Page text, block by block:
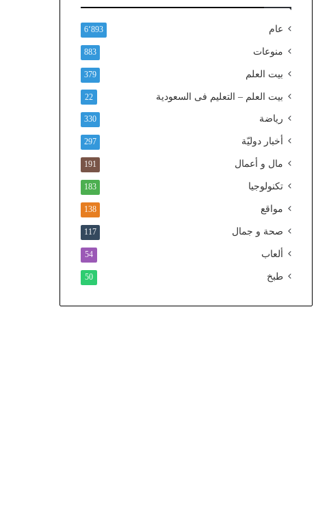
و
ن
ي
ل
م
ح
عام 6٬893
منوعات 883
بيت العلم 379
بيت العلم – التعليم فى السعودية 22
رياضة 330
أخبار دوليّة 297
مال و أعمال 191
تكنولوجيا 183
مواقع 138
صحة و جمال 117
ألعاب 54
طبخ 50